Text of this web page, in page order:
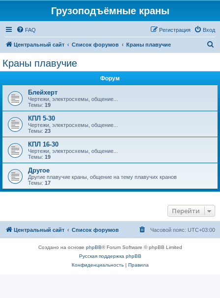
Грузоподъёмные краны
FAQ Вход
Регистрация
Центральный сайт Список форумов Краны плавучие
Краны плавучие
Форум
Блейхерт
Чертежи, электросхемы, общение...
Темы: 19
КПЛ 5-30
Чертежи, электросхемы, общение...
Темы: 23
КПЛ 16-30
Чертежи, электросхемы, общение...
Темы: 19
Другое
Другие плавучие краны, общение на тему плавучих кранов
Темы: 17
Перейти
Центральный сайт Список форумов Часовой пояс: UTC+03:00
Создано на основе phpBB® Forum Software © phpBB Limited
Русская поддержка phpBB
Конфиденциальность| Правила